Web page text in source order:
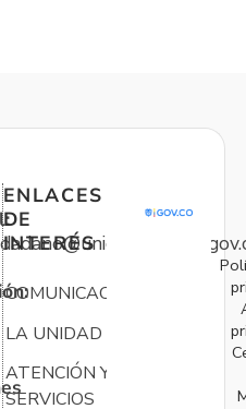
ENLACES
DE
INTERÉS
COMUNICACIONES
LA UNIDAD
ATENCIÓN Y
SERVICIOS